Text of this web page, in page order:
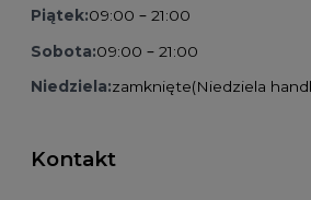
Piątek:09:00 – 21:00
Sobota:09:00 – 21:00
Niedziela:zamknięte(Niedziela
Kontakt